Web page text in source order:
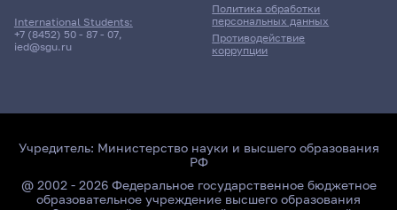
International Students:
+7 (8452) 50 - 87 - 07,
ied@sgu.ru
Политика обработки
персональных данных
Противодействие
коррупции
Учредитель: Министерство науки и высшего образования
РФ
@ 2002 - 2026 Федеральное государственное бюджетное
образовательное учреждение высшего образования